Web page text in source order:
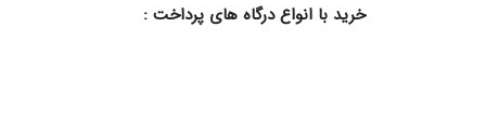
خرید با انواع درگاه های پرداخت :